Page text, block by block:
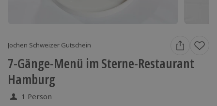
Jochen Schweizer Gutschein
7-Gänge-Menü im Sterne-Restaurant
Hamburg
1 Person